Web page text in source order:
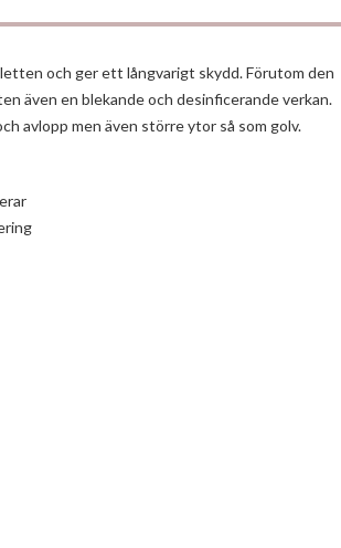
och ger ett långvarigt skydd. Förutom den
även en blekande och desinficerande verkan.
avlopp men även större ytor så som golv.